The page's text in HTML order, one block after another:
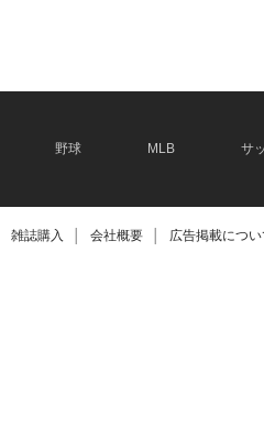
野球 MLB サ
雑誌購入 会社概要 広告掲載につい